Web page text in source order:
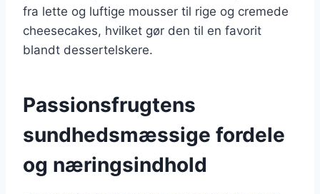
fra lette og luftige mousser til rige og cremede
cheesecakes, hvilket gør den til en favorit
blandt dessertelskere.
Passionsfrugtens
sundhedsmæssige fordele
og næringsindhold